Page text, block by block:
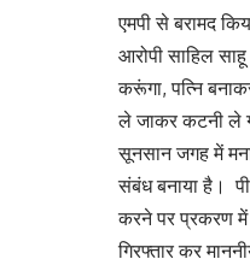
एमपी से बरामद
आरोपी साहिल साहू
करूंगा, पत्नि
ले जाकर कटनी ले
सूनसान जगह में
संबंध बनाया है।
करने पर प्रकरण में
गिरफ्तार कर